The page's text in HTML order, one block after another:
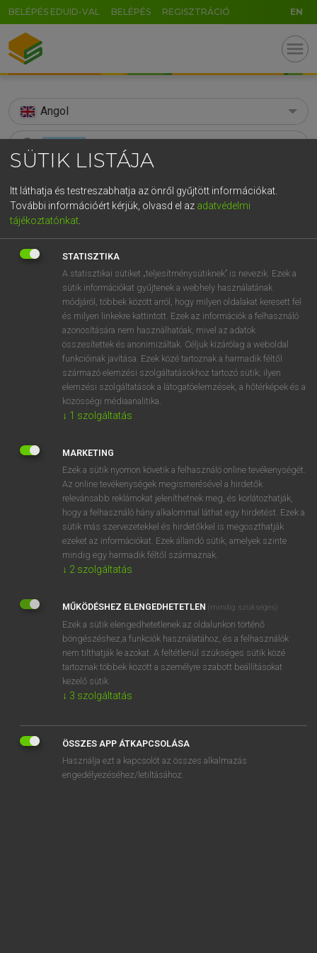
BELÉPÉS EDUID-VAL BELÉPÉS REGISZTRÁCIÓ EN
menu
Angol
search
TALÁLATOK
appease
Díjmentes angol szótár
appease
Díjmentes angol szótár arrow_forward_ios
ige lecsendesít
megbékít
kielégít
csillapít
enyhít
⚲ appeasekeresése szótárainkban
DÍJMENTES ANGOL SZÓTÁR
appear
appearance
appearance money
appeasement
appellant
appellate
appellation
SÜTIK LISTÁJA
Itt láthatja és testreszabhatja az önről gyűjtött információkat.
További információért kérjük, olvasd el az adatvédelmi
tájékoztatónkat
STATISZTIKA
A statisztikai sütiket „teljesítménysütiknek” is nevezik. Ezek a
sütik információkat gyűjtenek a webhely használatának
módjáról, többek között arról, hogy milyen oldalakat keresett fel
és milyen linkekre kattintott. Ezek az információk a felhasználó
azonosítására nem használhatóak, mivel az adatok
összesítettek és anonimizáltak. Céljuk kizárólag a weboldal
funkcióinak javítása. Ezek közé tartoznak a harmadik féltől
származó elemzési szolgáltatásokhoz tartozó sütik; ilyen
elemzési szolgáltatások a látogatóelemzések, a hőtérképek és a
közösségi médiaanalitika.
↓ 1 szolgáltatás
MARKETING
Ezek a sütik nyomon követik a felhasználó online tevékenységét.
Az online tevékenységek megismerésével a hirdetők
relevánsabb reklámokat jeleníthetnek meg, és korlátozhatják,
hogy a felhasználó hány alkalommal láthat egy hirdetést. Ezek a
sütik más szervezetekkel és hirdetőkkel is megoszthatják
ezeket az információkat. Ezek állandó sütik, amelyek szinte
mindig egy harmadik féltől származnak.
↓ 2 szolgáltatás
MŰKÖDÉSHEZ ELENGEDHETETLEN (mindig szükséges)
Ezek a sütik elengedhetetlenek az oldalunkon történő
böngészéshez,a funkciók használatához, és a felhasználók
nem tilthatják le azokat. A feltétlenül szükséges sütik közé
tartoznak többek között a személyre szabott beállításokat
kezelő sütik.
↓ 3 szolgáltatás
ÖSSZES APP ÁTKAPCSOLÁSA
Használja ezt a kapcsolót az összes alkalmazás
engedélyezéséhez/letiltásához.
GR
5 6 7 8 9 ö ü ó
t z
j k
n m , . - AltGr